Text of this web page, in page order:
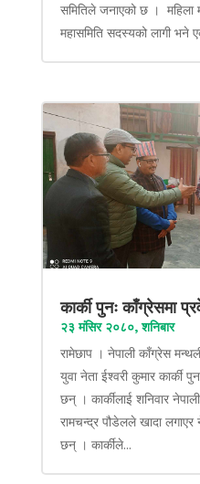
समितिले जनाएको छ । महिला
महासमिति सदस्यको लागी भने
कार्की पुनः काँग्रेसमा
२३ मंसिर २०८०, शनिबार
रामेछाप । नेपाली काँग्रेस
युवा नेता ईश्वरी कुमार कार्की
छन् । कार्कीलाई शनिवार
रामचन्द्र पौडेलले खादा लगाएर
छन् । कार्कीले...